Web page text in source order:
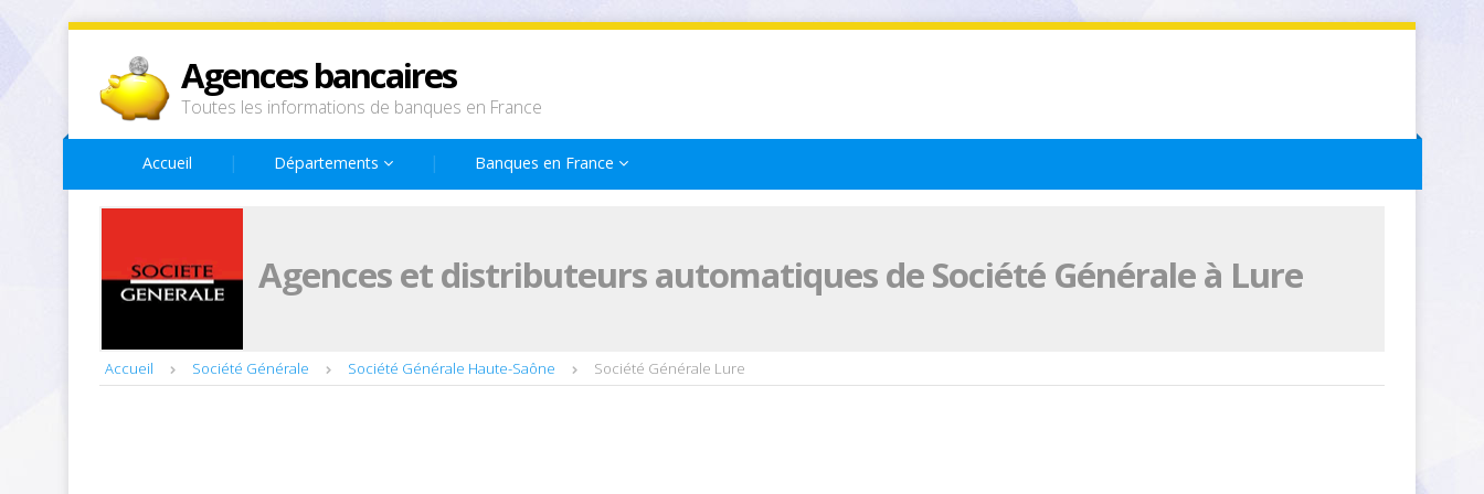
Agences bancaires
Toutes les informations de banques en France
Accueil Départements Banques en France
Agences et distributeurs automatiques de Société Générale à Lure
Accueil Société Générale Société Générale Haute-Saône Société Générale Lure